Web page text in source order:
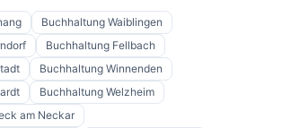
Buchhaltung Waiblingen
Buchhaltung Fellbach
Buchhaltung Winnenden
Buchhaltung Welzheim
am Neckar